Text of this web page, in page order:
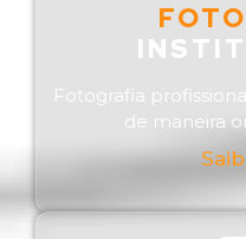
Fotografia
de maneira